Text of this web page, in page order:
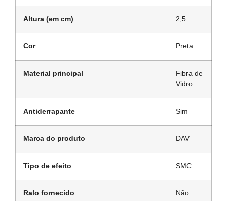
Altura (em cm) 2,5
Cor Preta
Material principal
Fibra de
Vidro
Antiderrapante Sim
Marca do produto DAV
Tipo de efeito SMC
Ralo fornecido Não